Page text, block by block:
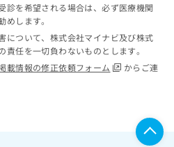
診を希望される場合は、必ず医療機関
します。
について、株式会社マイナビ及び株式
任を一切負わないものとします。
載情報の修正依頼フォーム
からご連